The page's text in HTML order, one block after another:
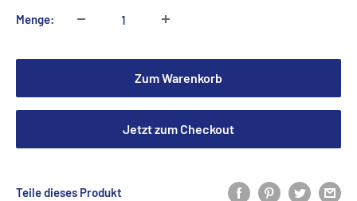
Menge:
Zum Warenkorb
Jetzt zum Checkout
Teile dieses Produkt